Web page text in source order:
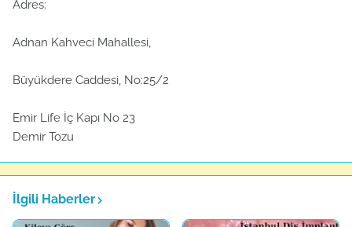
Adres:
Adnan Kahveci Mahallesi,
Büyükdere Caddesi, No:25/2
Emir Life İç Kapı No 23
Demir Tozu
İlgili Haberler